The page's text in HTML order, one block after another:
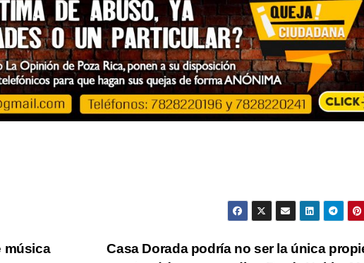
Casa Dorada podría no ser la única
música